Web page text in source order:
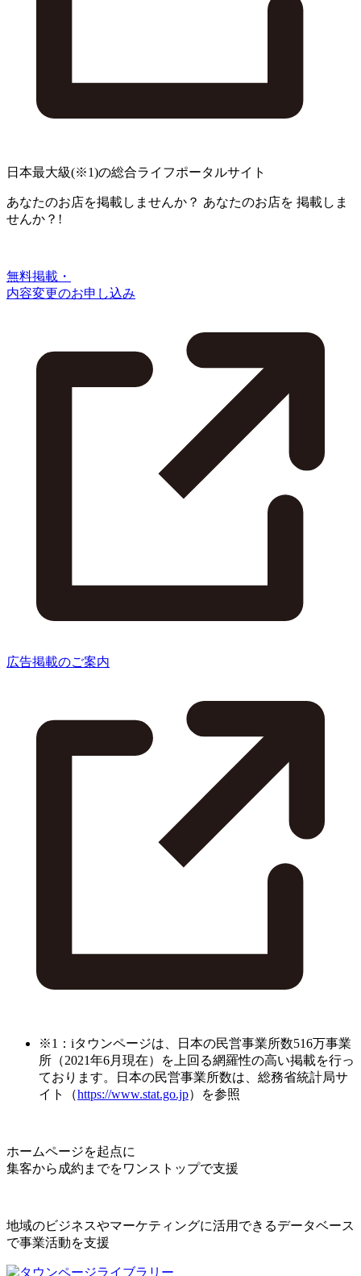
日本最大級(※1)の総合ライフポータルサイト
あなたのお店を掲載しませんか？ あなたのお店を 掲載しま
せんか？!
無料掲載・
内容変更のお申し込み
広告掲載のご案内
※1：iタウンページは、日本の民営事業所数516万事業
所（2021年6月現在）を上回る網羅性の高い掲載を行っ
ております。日本の民営事業所数は、総務省統計局サ
イト（https://www.stat.go.jp）を参照
ホームページを起点に
集客から成約までをワンストップで支援
地域のビジネスやマーケティングに活用できるデータベース
で事業活動を支援